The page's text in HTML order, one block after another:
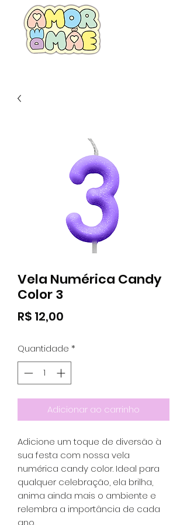
Vela Numérica Candy
Color 3
R$ 12,00
Quantidade *
Adicionar ao carrinho
Adicione um toque de diversão à
sua festa com nossa vela
numérica candy color. Ideal para
qualquer celebração, ela brilha,
anima ainda mais o ambiente e
relembra a importância de cada
ano.